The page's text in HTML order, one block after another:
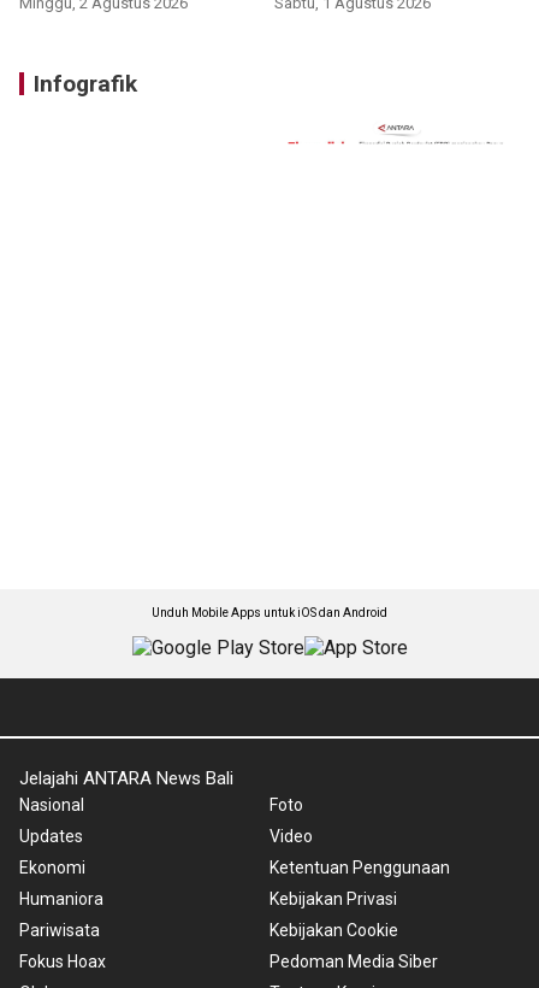
Infografik
Unduh Mobile Apps untuk iOS dan Android
Jelajahi ANTARA News Bali
Nasional
Updates
Ekonomi
Humaniora
Pariwisata
Fokus Hoax
Foto
Video
Ketentuan Penggunaan
Kebijakan Privasi
Kebijakan Cookie
Pedoman Media Siber